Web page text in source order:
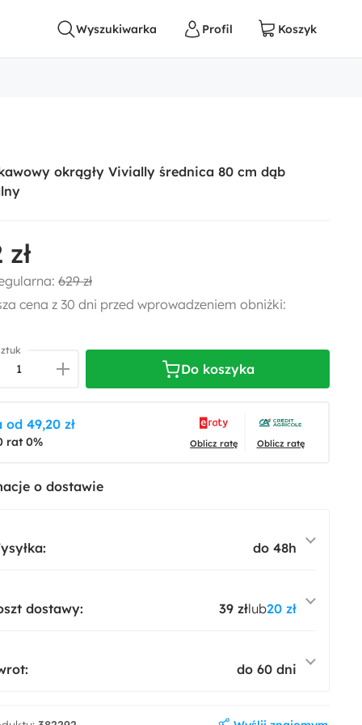
okrągły Vivially średnica 80 cm dąb
629 zł
cena z 30 dni przed wprowadzeniem obniżki:
Do koszyka
od 49,20 zł
rat 0% Oblicz ratę Oblicz ratę
o dostawie
do 48h
dostawy: 39 złlub20 zł
do 60 dni